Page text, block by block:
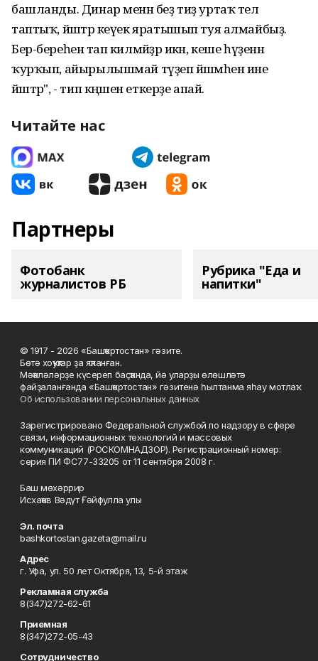
башланды. Динар менән беҙ тиҙ уртаҡ тел
таптыҡ, йәштәр кеүек яратышып туя алмайбыҙ.
Бер-береһенә тап килмәйҙәр икән, кеше һүҙенән
ҡурҡып, айырылышмай түҙеп йәшәмәһен ине
йәштәр", - тип кәңәшен еткерҙе апай.
Читайте нас
Партнеры
Фотобанк
журналистов РБ
Рубрика "Еда и
напитки"
© 1917 - 2026 «Башҡортостан» гәзите.
Бөтә хоҡуҡтар ҙа яҡланған.
Мәҡәләләрҙе күсереп баҫҡанда, йә уларҙы өлөшләтә
файҙаланғанда «Башҡортостан» гәзитенә һылтанма яһау мотлаҡ.
Об использовании персональных данных
Зарегистрировано Федеральной службой по надзору в сфере
связи, информационных технологий и массовых
коммуникаций (РОСКОМНАДЗОР). Регистрационный номер:
серия ПИ ФС77-33205 от 11 сентября 2008 г.
Баш мөхәррир
Исхаҡов Вәдүт Ғәйфулла улы
Эл. почта
bashkortostan.gazeta@mail.ru
Адрес
г. Уфа, ул. 50 лет Октября, 13, 5-й этаж
Рекламная служба
8(347)272-62-61
Приемная
8(347)272-05-43
Сотрудничество